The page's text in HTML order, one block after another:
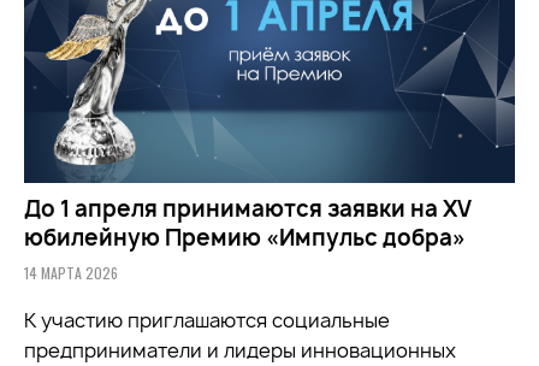
До 1 апреля принимаются заявки на XV
юбилейную Премию «Импульс добра»
14 МАРТА 2026
К участию приглашаются социальные
предприниматели и лидеры инновационных